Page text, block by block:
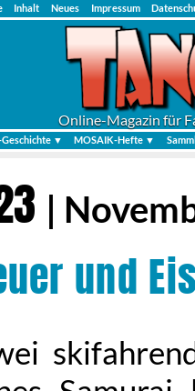
Inhalt Neues Impressum
Online-Magazin für
▼ MOSAIK-Hefte ▼
|
und